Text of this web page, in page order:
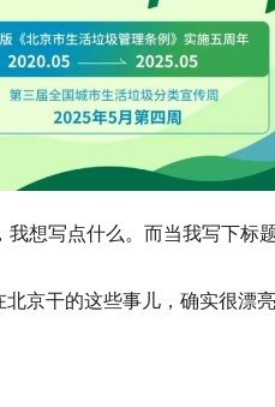
想写点什么。而当我写下标
京干的这些事儿，确实很漂